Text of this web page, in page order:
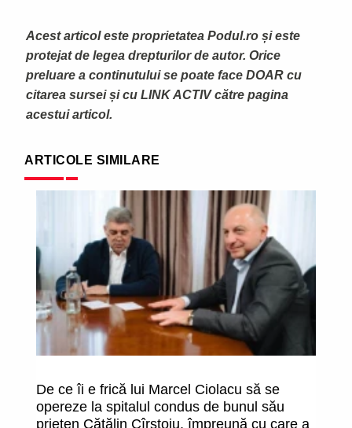
Acest articol este proprietatea Podul.ro și este
protejat de legea drepturilor de autor. Orice
preluare a continutului se poate face DOAR cu
citarea sursei și cu LINK ACTIV către pagina
acestui articol.
ARTICOLE SIMILARE
De ce îi e frică lui Marcel Ciolacu să se
opereze la spitalul condus de bunul său
prieten Cătălin Cîrstoiu, împreună cu care a